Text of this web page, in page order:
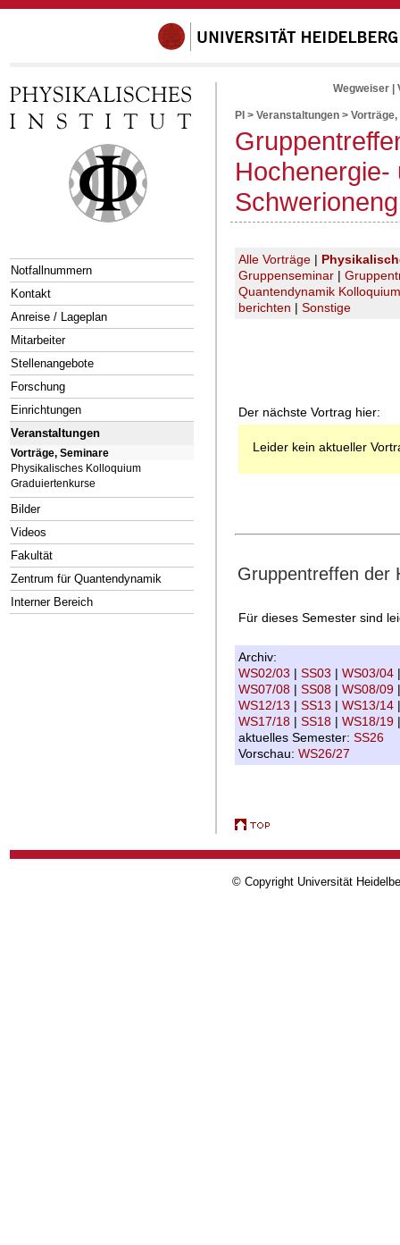
Notfallnummern
Kontakt
Anreise / Lageplan
Mitarbeiter
Stellenangebote
Forschung
Einrichtungen
Veranstaltungen
Vorträge, Seminare
Physikalisches Kolloquium
Graduiertenkurse
Bilder
Videos
Fakultät
Zentrum für Quantendynamik
Interner Bereich
Wegweiser
PI > Veranstaltungen > Vorträge,
Hochenergie-
Alle Vorträge |
Gruppenseminar |
Quantendynamik Kolloquium
berichten | Sonstige
Der nächste Vortrag hier:
Leider kein aktueller
Gruppentreffen der
Für dieses Semester sind
Archiv:
WS02/03 | SS03 | WS03/04
WS07/08 | SS08 | WS08/09
WS12/13 | SS13 | WS13/14
WS17/18 | SS18 | WS18/19
aktuelles Semester: SS26
Vorschau: WS26/27
© Copyright Universität